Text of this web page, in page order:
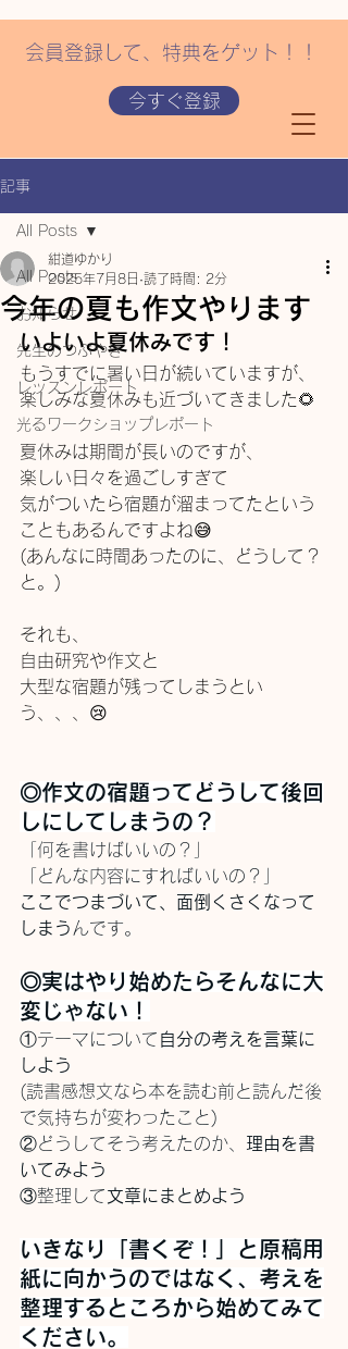
会員登録して、特典をゲット！！
今すぐ登録
記事
All Posts
お知らせ
先生のつぶやき
レッスンレポート
光るワークショップレポート
All Posts
今年の夏も作文やります
紺道ゆかり
2025年7月8日 読了時間: 2分
いよいよ夏休みです！
もうすでに暑い日が続いていますが、
楽しみな夏休みも近づいてきました🌻
夏休みは期間が長いのですが、
楽しい日々を過ごしすぎて
気がついたら宿題が溜まってたという
こともあるんですよね😅
(あんなに時間あったのに、どうして？
と。)
それも、
自由研究や作文と
大型な宿題が残ってしまうとい
う、、、😢
◎作文の宿題ってどうして後回
しにしてしまうの？
「何を書けばいいの？」
「どんな内容にすればいいの？」
ここでつまづいて、面倒くさくなって
しまう んです。
◎実はやり始めたらそんなに大
変じゃない！
①テーマについて 自分の考えを言葉に
しよう
(読書感想文なら本を読む前と読んだ後
で気持ちが変わったこと)
②どうしてそう考えたのか、 理由を書
いてみよう
③整理して文章にまとめよう
いきなり「書くぞ！」と原稿用
紙に向かうのではなく、考えを
整理するところから始めてみて
ください。